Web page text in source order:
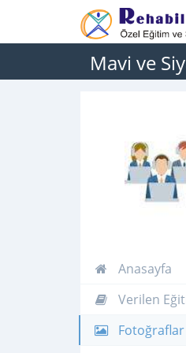
Mavi ve
Anasayfa
Verilen
Fotoğraflar